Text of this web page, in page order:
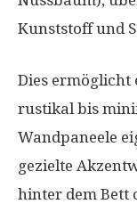
Kunststoff und
Dies ermöglicht
rustikal bis
Wandpaneele
gezielte
hinter dem Bett